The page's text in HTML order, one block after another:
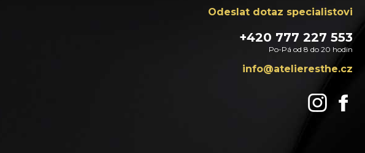
Odeslat dotaz specialistovi
+420 777 227 553
Po-Pá od 8 do 20 hodin
zc.ehtsereileta@ofni